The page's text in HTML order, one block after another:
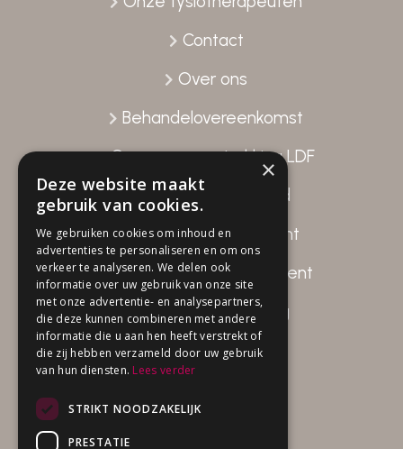
Contact
Over ons
Behandelovereenkomst
Gegevensverstrekking LDF
Patiënttevredenheid
Disclaimer Fysio Attent
Privacy beleid Fysio Attent
Klachten verwerking
Openingstijden
×
Deze website maakt
gebruik van cookies.
We gebruiken cookies om inhoud en
advertenties te personaliseren en om ons
verkeer te analyseren. We delen ook
informatie over uw gebruik van onze site
met onze advertentie- en analysepartners,
die deze kunnen combineren met andere
informatie die u aan hen heeft verstrekt of
die zij hebben verzameld door uw gebruik
van hun diensten. Lees verder
STRIKT NOODZAKELIJK
PRESTATIE